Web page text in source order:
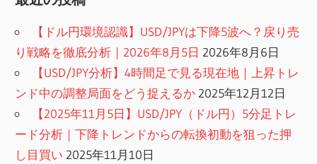
【ドル円環境認識】USD/JPYは下降5波へ？戻り売
り戦略を徹底分析｜2026年8月5日 2026年8月6日
【USD/JPY分析】4時間足で見る現在地｜上昇トレ
ンド中の調整局面をどう捉えるか 2025年12月12日
【2025年11月5日】USD/JPY（ドル円）5分足トレ
ード分析｜下降トレンドからの転換初動を狙った押
し目買い 2025年11月10日